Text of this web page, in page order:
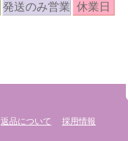
発送のみ営業 休業日
返品について 採用情報